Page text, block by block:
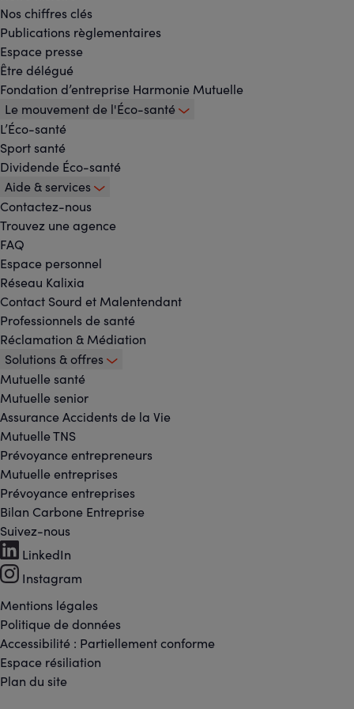
-
Menu
principal
Nos chiffres clés
Publications règlementaires
Espace presse
Être délégué
Fondation d’entreprise Harmonie Mutuelle
Le mouvement de l'Éco-santé
L’Éco-santé
Sport santé
Dividende Éco-santé
Aide & services
Contactez-nous
Trouvez une agence
FAQ
Espace personnel
Réseau Kalixia
Contact Sourd et Malentendant
Professionnels de santé
Réclamation & Médiation
Solutions & offres
Mutuelle santé
Mutuelle senior
Assurance Accidents de la Vie
Mutuelle TNS
Prévoyance entrepreneurs
Mutuelle entreprises
Prévoyance entreprises
Bilan Carbone Entreprise
Footer
-
Réseaux
sociaux
Suivez-nous
LinkedIn
Instagram
Footer
-
Liens
Mentions légales
Politique de données
Accessibilité : Partiellement conforme
Espace résiliation
Plan du site